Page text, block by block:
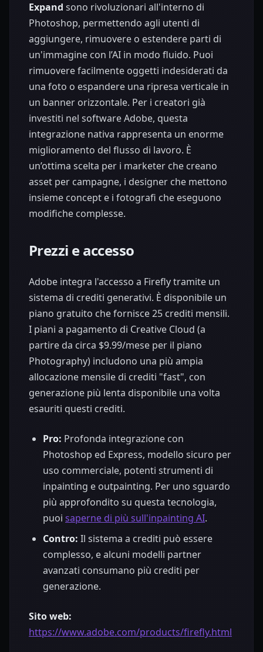
Expand sono rivoluzionari all'interno di
Photoshop, permettendo agli utenti di
aggiungere, rimuovere o estendere parti di
un'immagine con l’AI in modo fluido. Puoi
rimuovere facilmente oggetti indesiderati da
una foto o espandere una ripresa verticale in
un banner orizzontale. Per i creatori già
investiti nel software Adobe, questa
integrazione nativa rappresenta un enorme
miglioramento del flusso di lavoro. È
un’ottima scelta per i marketer che creano
asset per campagne, i designer che mettono
insieme concept e i fotografi che eseguono
modifiche complesse.
Prezzi e accesso
Adobe integra l'accesso a Firefly tramite un
sistema di crediti generativi. È disponibile un
piano gratuito che fornisce 25 crediti mensili.
I piani a pagamento di Creative Cloud (a
partire da circa $9.99/mese per il piano
Photography) includono una più ampia
allocazione mensile di crediti "fast", con
generazione più lenta disponibile una volta
esauriti questi crediti.
Pro: Profonda integrazione con
Photoshop ed Express, modello sicuro per
uso commerciale, potenti strumenti di
inpainting e outpainting. Per uno sguardo
più approfondito su questa tecnologia,
puoi saperne di più sull'inpainting AI.
Contro: Il sistema a crediti può essere
complesso, e alcuni modelli partner
avanzati consumano più crediti per
generazione.
Sito web:
https://www.adobe.com/products/firefly.html